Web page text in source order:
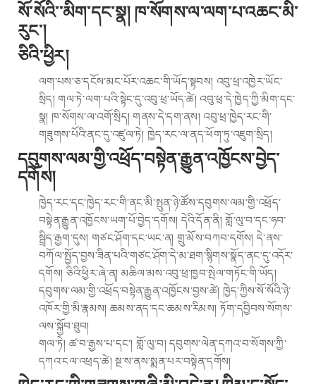
སོ་སོའི་་མིག་དང་སྣ། ཁ་སོགས་ལ་ལག་པ་འཆང་མི་
རུང་།
ཅིའི་ཕྱིར།
ལག་པས་ཅ་དངོས་མང་པོར་འཆང་གི་ཡོད་སྟབས། འབུ་ཕྲ་འཁྱེར་ཡོང་
སྲིད། གལ་ཏེ་ལག་པའི་སྟེང་དུ་འབུ་ཕྲ་ཡོད་ཚེ། འབུ་ཕྲ་དེ་ཁྱེད་ཀྱི་མིག་དང་
སྣ། ཁ་སོགས་ལ་འགོ་སྲིད། གནས་དེ་དག་ནས། འབུ་ཕྲ་ཁྱེད་རང་གི་
གཟུགས་པོའི་ནང་དུ་འཛུལ་ཏེ། ཁྱེད་རང་ལ་ནད་ཕོག་ཏུ་འཇུག་སྲིད།
དབུགས་ལམ་གྱི་འཕྲོད་བསྟེན་རྒྱུན་འཁྱོངས་བྱེད་
དགོས།
ཁྱེད་རང་དང་ཁྱེད་རང་གི་ནང་མི་སྤུན་ཉེ་ཚོས་དབུགས་ལམ་གྱི་འཕྲོད་
བསྟེན་རྒྱུན་འཁྱོངས་ཡག་པོ་བྱེད་དགོས། དེའི་དོན་ནི། གློ་ལུ་བ་དང་ཧབ་
སྦྲིད་རྒྱག་དུས། གཙང་ཤོག་དང་ཡང་ན། གྲུ་མོས་བཀབ་དགོས། དེ་ནས་
བཀོལ་སྤྱོད་བྱས་ཟིན་པའི་གཙང་ཤོག་དེ་མ་ཐག་སྙིགས་སྣོད་ནང་དུ་འདོར་
དགོས། ཅིའི་ཕྱིར་ཞེ་ན། མཆིལ་མས་འབུ་ཕྲ་ཁྱབ་སྤེལ་གཏོང་གི་ཡོད།
དབུགས་ལམ་གྱི་འཕྲོད་བསྟེན་རྒྱུན་འཁྱོངས་བྱས་ཚེ། ཁྱེད་ཀྱིས་སོ་སོའི་ཉེ་
འཁོར་གྱི་མི་རྣམས། ཆམས་ནད་དང་ཆམས་རིམས། ཏོག་དབྱིབས་སོགས་
ལས་སྐྱོབ་ཐུབ།
གལ་ཏེ། ཚ་བ་རྒྱས་པ་དང་། གློ་ལུ་བ། དབུགས་ལེན་དཀའ་བ་སོགས་ཀྱི་
དཀའ་ངལ་འཕྲད་ཚེ། སྔ་ས་ནས་སྨན་པར་བསྟེན་དགོས།